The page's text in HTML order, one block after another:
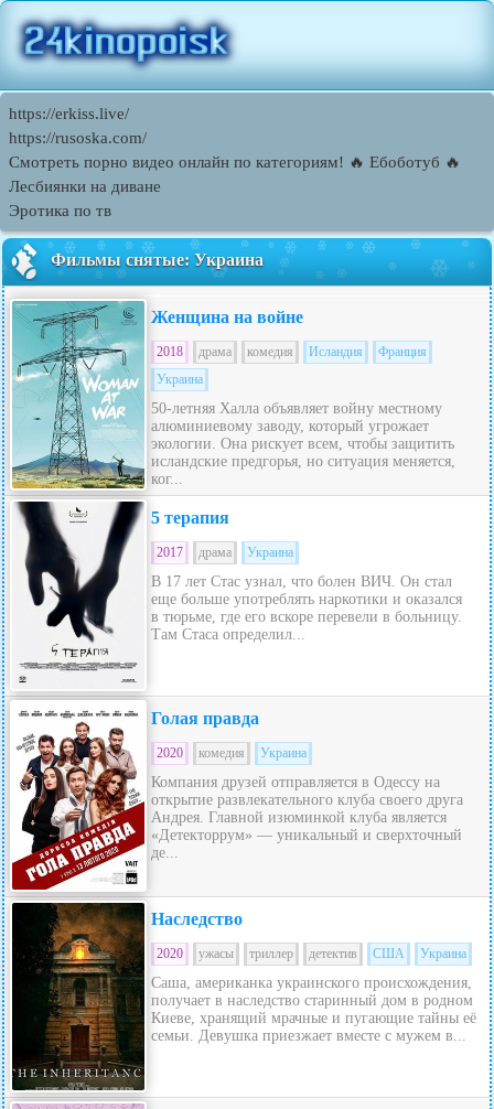
https://erkiss.live/
https://rusoska.com/
Смотреть порно видео онлайн по категориям! 🔥 Ебоботуб 🔥
Лесбиянки на диване
Эротика по тв
Фильмы снятые: Украина
Женщина на войне
2018 драма комедия Исландия
Франция
Украина
50-летняя Халла объявляет войну местному
алюминиевому заводу, который угрожает
экологии. Она рискует всем, чтобы защитить
исландские предгорья, но ситуация меняется,
ког...
5 терапия
2017 драма Украина
В 17 лет Стас узнал, что болен ВИЧ. Он стал
еще больше употреблять наркотики и оказался
в тюрьме, где его вскоре перевели в больницу.
Там Стаса определил...
Голая правда
2020 комедия Украина
Компания друзей отправляется в Одессу на
открытие развлекательного клуба своего друга
Андрея. Главной изюминкой клуба является
«Детекторрум» — уникальный и сверхточный
де...
Наследство
2020 ужасы триллер детектив США Украина
Саша, американка украинского происхождения,
получает в наследство старинный дом в родном
Киеве, хранящий мрачные и пугающие тайны её
семьи. Девушка приезжает вместе с мужем в...